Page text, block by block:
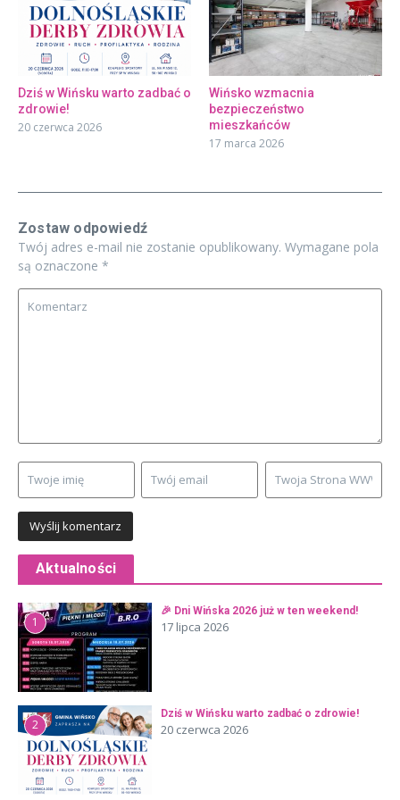
Dziś w Wińsku warto zadbać o
zdrowie!
20 czerwca 2026
Wińsko wzmacnia
bezpieczeństwo
mieszkańców
17 marca 2026
Zostaw odpowiedź
Twój adres e-mail nie zostanie opublikowany. Wymagane pola
są oznaczone *
Aktualności
1
🎉 Dni Wińska 2026 już w ten weekend!
17 lipca 2026
2
Dziś w Wińsku warto zadbać o zdrowie!
20 czerwca 2026